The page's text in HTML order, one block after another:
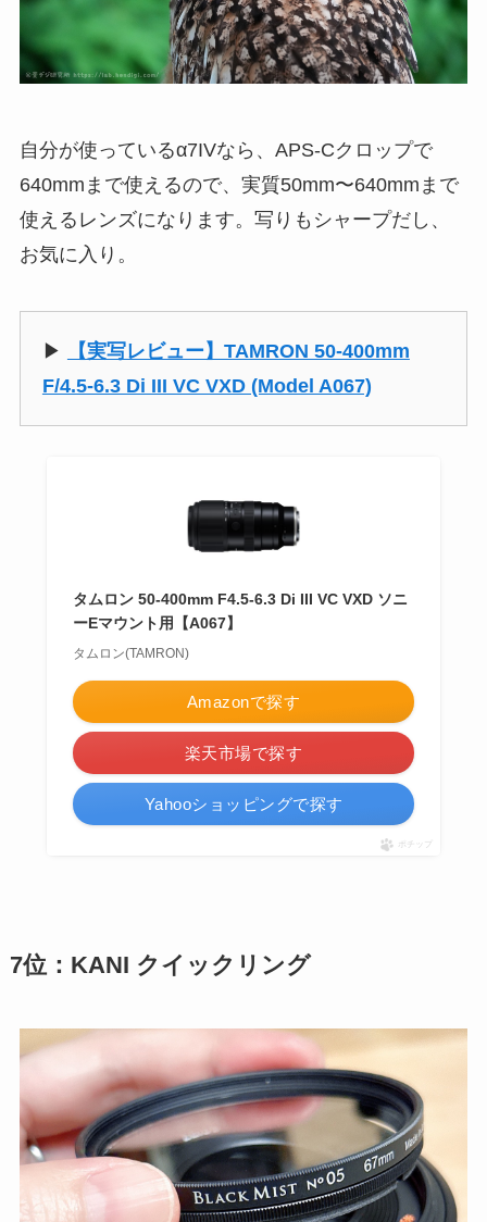
自分が使っているα7IVなら、APS-Cクロップで
640mmまで使えるので、実質50mm〜640mmまで
使えるレンズになります。写りもシャープだし、
お気に入り。
▶︎
【実写レビュー】TAMRON 50-400mm
F/4.5-6.3 Di III VC VXD (Model A067)
タムロン 50-400mm F4.5-6.3 Di III VC VXD ソニ
ーEマウント用【A067】
タムロン(TAMRON)
Amazonで探す
楽天市場で探す
Yahooショッピングで探す
ポチップ
7位：KANI クイックリング